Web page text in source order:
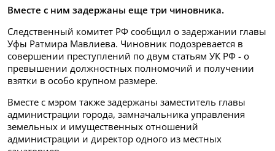
Вместе с ним задержаны еще три чиновника.
Следственный комитет РФ сообщил о задержании главы
Уфы Ратмира Мавлиева. Чиновник подозревается в
совершении преступлений по двум статьям УК РФ - о
превышении должностных полномочий и получении
взятки в особо крупном размере.
Вместе с мэром также задержаны заместитель главы
администрации города, замначальника управления
земельных и имущественных отношений
администрации и директор одного из местных